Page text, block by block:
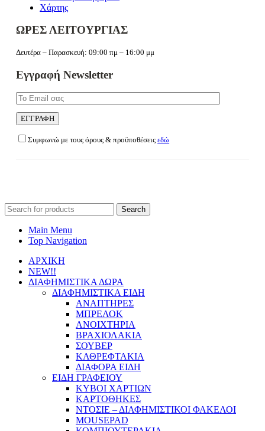
Χάρτης
ΩΡΕΣ ΛΕΙΤΟΥΡΓΙΑΣ
Δευτέρα – Παρασκευή: 09:00 πμ – 16:00 μμ
Εγγραφή Newsletter
Συμφωνώ με τους όρους & προϋποθέσειςεδώ
Search
for:
Main Menu
Top Navigation
ΑΡΧΙΚΗ
NEW!!
ΔΙΑΦΗΜΙΣΤΙΚΑ ΔΩΡΑ
ΔΙΑΦΗΜΙΣΤΙΚΑ ΕΙΔΗ
ΑΝΑΠΤΗΡΕΣ
ΜΠΡΕΛΟΚ
ΑΝΟΙΧΤΗΡΙΑ
ΒΡΑΧΙΟΛΑΚΙΑ
ΣΟΥΒΕΡ
ΚΑΘΡΕΦΤΑΚΙΑ
ΔΙΑΦΟΡΑ ΕΙΔΗ
ΕΙΔΗ ΓΡΑΦΕΙΟΥ
ΚΥΒΟΙ ΧΑΡΤΙΩΝ
ΚΑΡΤΟΘΗΚΕΣ
ΝΤΟΣΙΕ – ΔΙΑΦΗΜΙΣΤΙΚΟΙ ΦΑΚΕΛΟΙ
MOUSEPAD